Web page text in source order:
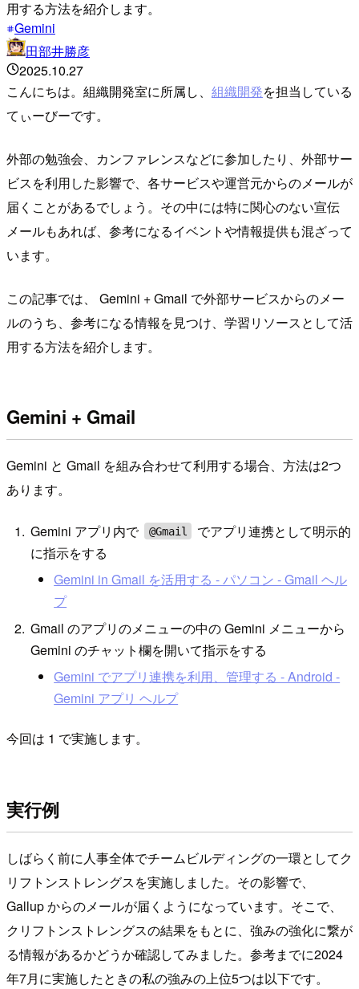
用する方法を紹介します。
Gemini
田部井勝彦
2025.10.27
こんにちは。組織開発室に所属し、 組織開発を担当している
てぃーびーです。
外部の勉強会、カンファレンスなどに参加したり、外部サー
ビスを利用した影響で、各サービスや運営元からのメールが
届くことがあるでしょう。その中には特に関心のない宣伝
メールもあれば、参考になるイベントや情報提供も混ざって
います。
この記事では、 Gemini + Gmail で外部サービスからのメー
ルのうち、参考になる情報を見つけ、学習リソースとして活
用する方法を紹介します。
Gemini + Gmail
Gemini と Gmail を組み合わせて利用する場合、方法は2つ
あります。
Gemini アプリ内で @Gmail
でアプリ連携として明示的
に指示をする
Gemini in Gmail を活用する - パソコン - Gmail ヘル
プ
Gmail のアプリのメニューの中の Gemini メニューから
Gemini のチャット欄を開いて指示をする
Gemini でアプリ連携を利用、管理する - Android -
Gemini アプリ ヘルプ
今回は 1 で実施します。
実行例
しばらく前に人事全体でチームビルディングの一環としてク
リフトンストレングスを実施しました。その影響で、
Gallup からのメールが届くようになっています。そこで、
クリフトンストレングスの結果をもとに、強みの強化に繋が
る情報があるかどうか確認してみました。参考までに2024
年7月に実施したときの私の強みの上位5つは以下です。